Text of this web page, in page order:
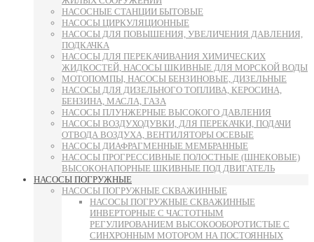
НАСОСНЫЕ СТАНЦИИ БЫТОВЫЕ
НАСОСЫ ЦИРКУЛЯЦИОННЫЕ
НАСОСЫ ДЛЯ ПОВЫШЕНИЯ, УВЕЛИЧЕНИЯ ДАВЛЕНИЯ,
ПОДКАЧКА
НАСОСЫ ДЛЯ ПЕРЕКАЧИВАНИЯ ХИМИЧЕСКИХ
ЖИДКОСТЕЙ, НАСОСЫ ШКИВНЫЕ ДЛЯ МОРСКОЙ ВОДЫ
МОТОПОМПЫ, НАСОСЫ БЕНЗИНОВЫЕ, ДИЗЕЛЬНЫЕ
НАСОСЫ ДЛЯ ДИЗЕЛЬНОГО ТОПЛИВА, КЕРОСИНА,
БЕНЗИНА, МАСЛА, ГАЗА
НАСОСЫ ПЛУНЖЕРНЫЕ ВЫСОКОГО ДАВЛЕНИЯ
НАСОСЫ ВОЗДУХОДУВКИ, ДЛЯ ПЕРЕКАЧКИ, ПОДАЧИ
ОТВОДА ВОЗДУХА, ВЕНТИЛЯТОРЫ ОСЕВЫЕ
НАСОСЫ ДИАФРАГМЕННЫЕ МЕМБРАННЫЕ
НАСОСЫ ПРОГРЕССИВНЫЕ ПОЛОСТНЫЕ (ШНЕКОВЫЕ)
ВЫСОКОНАПОРНЫЕ ШКИВНЫЕ ПОД ДВИГАТЕЛЬ
НАСОСЫ ПОГРУЖНЫЕ
НАСОСЫ ПОГРУЖНЫЕ СКВАЖИННЫЕ
НАСОСЫ ПОГРУЖНЫЕ СКВАЖИННЫЕ
ИНВЕРТОРНЫЕ С ЧАСТОТНЫМ
РЕГУЛИРОВАНИЕМ ВЫСОКООБОРОТИСТЫЕ С
СИНХРОННЫМ МОТОРОМ НА ПОСТОЯННЫХ